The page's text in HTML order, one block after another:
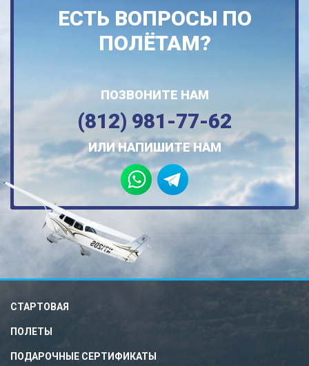
ЕСТЬ ВОПРОСЫ ПО
ПОЛЁТАМ?
ПОЗВОНИТЕ НАМ
(812) 981-77-62
ИЛИ НАПИШИТЕ НАМ
СТАРТОВАЯ
ПОЛЕТЫ
ПОДАРОЧНЫЕ СЕРТИФИКАТЫ